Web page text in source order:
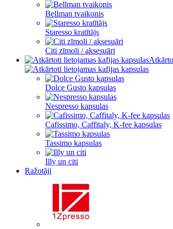
Bellman tvaikonis
Staresso kratītājs
Citi zīmoli / aksesuāri
Dolce Gusto kapsulas
Nespresso kapsulas
Cafissimo, Caffitaly, K-fee kapsulas
Tassimo kapsulas
Illy un citi
Ražotāji